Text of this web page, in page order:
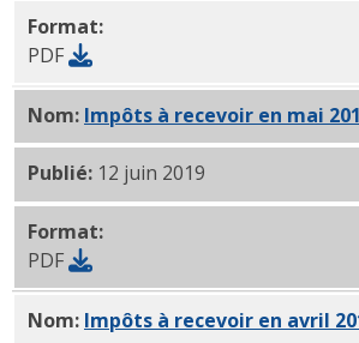
Format:
PDF
Nom: Impôts à recevoir en mai
Publié: 12 juin 2019
Format:
PDF
Nom: Impôts à recevoir en avril